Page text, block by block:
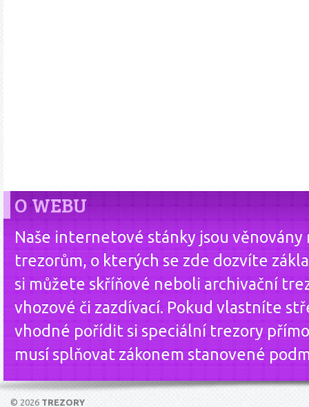
O WEBU
Naše internetové stánky jsou
trezorům, o kterých se zde dozvíte
si můžete skříňové neboli archivační
vhozové či zazdívací. Pokud vlastníte
vhodné pořídit si speciální trezory
musí splňovat zákonem stanovené
© 2026 TREZORY